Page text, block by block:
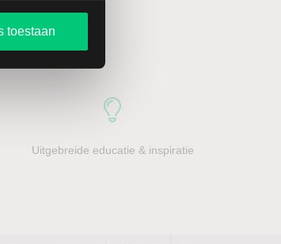
toestaan
Uitgebreide educatie & inspiratie